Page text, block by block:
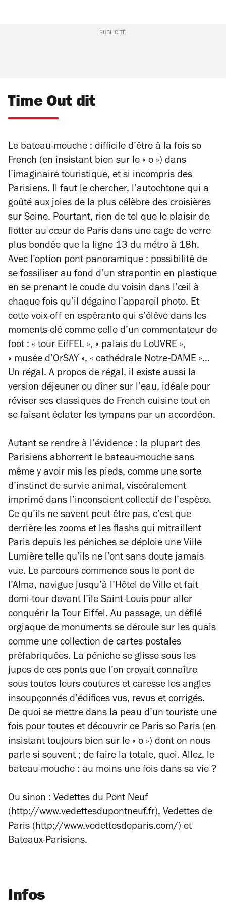
PUBLICITÉ
Time Out dit
Le bateau-mouche : difficile d’être à la fois so
French (en insistant bien sur le « o ») dans
l’imaginaire touristique, et si incompris des
Parisiens. Il faut le chercher, l’autochtone qui a
goûté aux joies de la plus célèbre des croisières
sur Seine. Pourtant, rien de tel que le plaisir de
flotter au cœur de Paris dans une cage de verre
plus bondée que la ligne 13 du métro à 18h.
Avec l’option pont panoramique : possibilité de
se fossiliser au fond d’un strapontin en plastique
en se prenant le coude du voisin dans l’œil à
chaque fois qu’il dégaine l’appareil photo. Et
cette voix-off en espéranto qui s’élève dans les
moments-clé comme celle d’un commentateur de
foot : « tour EifFEL », « palais du LoUVRE »,
« musée d’OrSAY », « cathédrale Notre-DAME »…
Un régal. A propos de régal, il existe aussi la
version déjeuner ou dîner sur l’eau, idéale pour
réviser ses classiques de French cuisine tout en
se faisant éclater les tympans par un accordéon.
Autant se rendre à l’évidence : la plupart des
Parisiens abhorrent le bateau-mouche sans
même y avoir mis les pieds, comme une sorte
d’instinct de survie animal, viscéralement
imprimé dans l’inconscient collectif de l’espèce.
Ce qu’ils ne savent peut-être pas, c’est que
derrière les zooms et les flashs qui mitraillent
Paris depuis les péniches se déploie une Ville
Lumière telle qu’ils ne l’ont sans doute jamais
vue. Le parcours commence sous le pont de
l’Alma, navigue jusqu’à l’Hôtel de Ville et fait
demi-tour devant l’île Saint-Louis pour aller
conquérir la Tour Eiffel. Au passage, un défilé
orgiaque de monuments se déroule sur les quais
comme une collection de cartes postales
préfabriquées. La péniche se glisse sous les
jupes de ces ponts que l’on croyait connaître
sous toutes leurs coutures et caresse les angles
insoupçonnés d’édifices vus, revus et corrigés.
De quoi se mettre dans la peau d’un touriste une
fois pour toutes et découvrir ce Paris so Paris (en
insistant toujours bien sur le « o ») dont on nous
parle si souvent ; de faire la totale, quoi. Allez, le
bateau-mouche : au moins une fois dans sa vie ?
Ou sinon : Vedettes du Pont Neuf
(http://www.vedettesdupontneuf.fr), Vedettes de
Paris (http://www.vedettesdeparis.com/) et
Bateaux-Parisiens.
Infos